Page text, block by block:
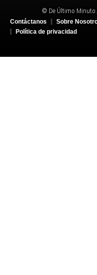
© De Último
Contáctanos
Sobre
Política de privacidad